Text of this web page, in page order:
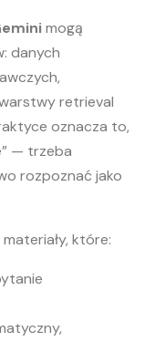
mogą
danych
retrieval
oznacza to,
— trzeba
rozpoznać jako
które: